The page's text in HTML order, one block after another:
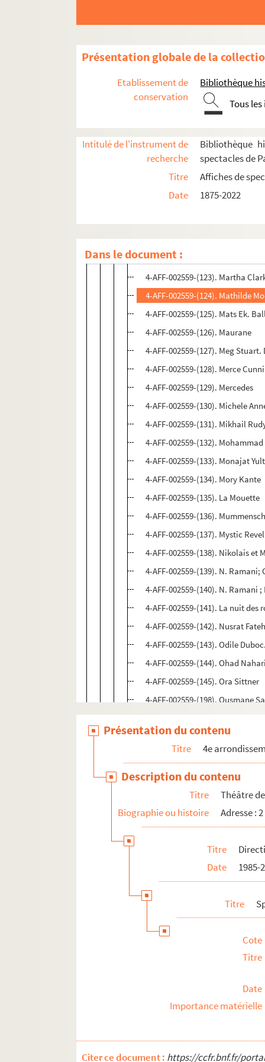
Présentation globale de la
Etablissement de
conservation
Bibliothèque
Tous
Intitulé de l'instrument de
recherche
Bibliothèque
spectacles de
Titre
Affiches de
Date
1875-2022
Dans le document :
4-AFF-002559-(111). Lucinda
4-AFF-002559-(113). Madredeus
4-AFF-002559-(114). Maguy
4-AFF-002559-(116). Maria
4-AFF-002559-(117). Maria del
4-AFF-002559-(118). Mari
4-AFF-002559-(122). Márta
4-AFF-002559-(123). Martha
4-AFF-002559-(124). Mathilde
4-AFF-002559-(125). Mats Ek.
4-AFF-002559-(126). Maurane
4-AFF-002559-(127). Meg
4-AFF-002559-(128). Merce
4-AFF-002559-(129). Mercedes
4-AFF-002559-(130). Michele
4-AFF-002559-(131). Mikhail
4-AFF-002559-(132).
4-AFF-002559-(133). Monajat
4-AFF-002559-(134). Mory Kante
4-AFF-002559-(135). La Mouette
4-AFF-002559-(136).
4-AFF-002559-(137). Mystic
4-AFF-002559-(138). Nikolais et
4-AFF-002559-(139). N. Ramani;
4-AFF-002559-(140). N. Ramani
4-AFF-002559-(141). La nuit des
4-AFF-002559-(142). Nusrat
4-AFF-002559-(143). Odile
4-AFF-002559-(144). Ohad
4-AFF-002559-(145). Ora Sittner
4-AFF-002559-(198). Ousmane
4-AFF-002559-(146). Padma
4-AFF-002559-(147). Pandit
4-AFF-002559-(148). Paolo Conte
4-AFF-002559-(149). Patricia Lai
4-AFF-002559-(150). Petru
4-AFF-002559-(151). Philippe
4-AFF-002559-(152). Philippe
4-AFF-002559-(153). Pierre
4-AFF-002559-(154). Pina
4-AFF-002559-(155). Le procès
4-AFF-002559-(156). Rajan et
4-AFF-002559-(157). Le régent
4-AFF-002559-(158). Régine
4-AFF-002559-(160). Richard
4-AFF-002559-(161). Roberto
Présentation du contenu
Titre 4e
Description du contenu
Titre
Théâtre
Biographie ou histoire
Adresse :
Titre
Date
1985-
Titre
Cote
Titre
Date
Importance matérielle
Citer ce document : https://ccfr.bnf.fr/